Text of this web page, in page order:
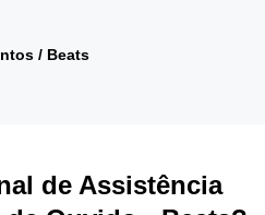
/ Beats
de Assistência